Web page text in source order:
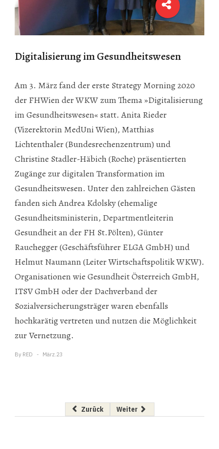
Digitalisierung im Gesundheitswesen
Am 3. März fand der erste Strategy Morning 2020
der FHWien der WKW zum Thema »Digitalisierung
im Gesundheitswesen« statt. Anita Rieder
(Vizerektorin MedUni Wien), Matthias
Lichtenthaler (Bundesrechenzentrum) und
Christine Stadler-Häbich (Roche) präsentierten
Zugänge zur digitalen Transformation im
Gesundheitswesen. Unter den zahlreichen Gästen
fanden sich Andrea Kdolsky (ehemalige
Gesundheitsministerin, Departmentleiterin
Gesundheit an der FH St.Pölten), Günter
Rauchegger (Geschäftsführer ELGA GmbH) und
Helmut Naumann (Leiter Wirtschaftspolitik WKW).
Organisationen wie Gesundheit Österreich GmbH,
ITSV GmbH oder der Dachverband der
Sozialversicherungsträger waren ebenfalls
hochkarätig vertreten und nutzen die Möglichkeit
zur Vernetzung.
By RED März.23
Vorheriger Beitrag: Bechtle wächst um über
Zurück Nächster Beitrag: Blockchain in
Weiter